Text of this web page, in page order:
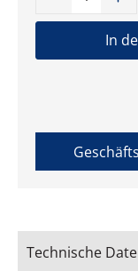
In
Technische